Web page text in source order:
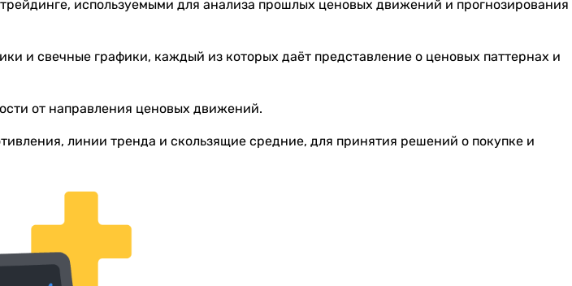
используемыми для анализа прошлых ценовых движений и прогнозирования
и свечные графики, каждый из которых даёт представление о ценовых паттернах и
от направления ценовых движений.
линии тренда и скользящие средние, для принятия решений о покупке и